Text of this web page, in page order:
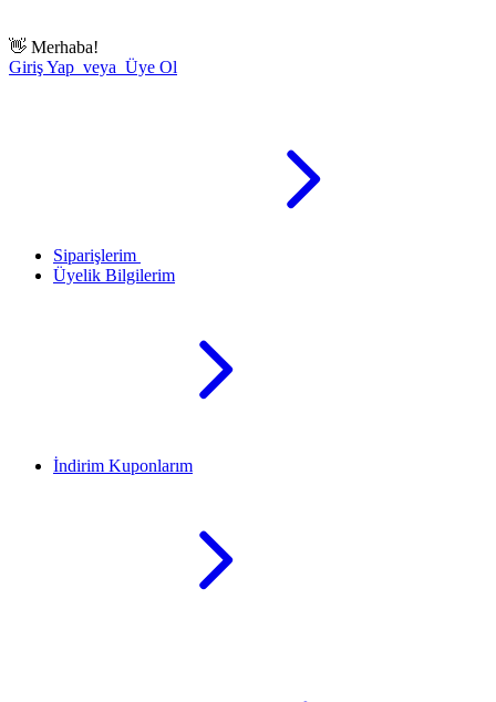
👋 Merhaba!
Giriş Yap veya Üye Ol
Siparişlerim
Üyelik Bilgilerim
İndirim Kuponlarım